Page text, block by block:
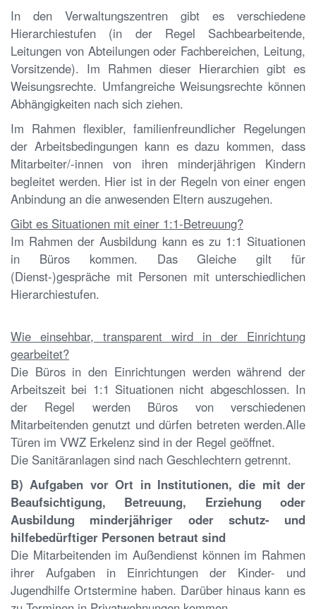
In den Verwaltungszentren gibt es verschiedene
Hierarchiestufen (in der Regel Sachbearbeitende,
Leitungen von Abteilungen oder Fachbereichen, Leitung,
Vorsitzende). Im Rahmen dieser Hierarchien gibt es
Weisungsrechte. Umfangreiche Weisungsrechte können
Abhängigkeiten nach sich ziehen.
Im Rahmen flexibler, familienfreundlicher Regelungen
der Arbeitsbedingungen kann es dazu kommen, dass
Mitarbeiter/-innen von ihren minderjährigen Kindern
begleitet werden. Hier ist in der Regeln von einer engen
Anbindung an die anwesenden Eltern auszugehen.
Gibt es Situationen mit einer 1:1-Betreuung?
Im Rahmen der Ausbildung kann es zu 1:1 Situationen
in Büros kommen. Das Gleiche gilt für
(Dienst-)gespräche mit Personen mit unterschiedlichen
Hierarchiestufen.
Wie einsehbar, transparent wird in der Einrichtung
gearbeitet?
Die Büros in den Einrichtungen werden während der
Arbeitszeit bei 1:1 Situationen nicht abgeschlossen. In
der Regel werden Büros von verschiedenen
Mitarbeitenden genutzt und dürfen betreten werden.Alle
Türen im VWZ Erkelenz sind in der Regel geöffnet.
Die Sanitäranlagen sind nach Geschlechtern getrennt.
B) Aufgaben vor Ort in Institutionen, die mit der
Beaufsichtigung, Betreuung, Erziehung oder
Ausbildung minderjähriger oder schutz- und
hilfebedürftiger Personen betraut sind
Die Mitarbeitenden im Außendienst können im Rahmen
ihrer Aufgaben in Einrichtungen der Kinder- und
Jugendhilfe Ortstermine haben. Darüber hinaus kann es